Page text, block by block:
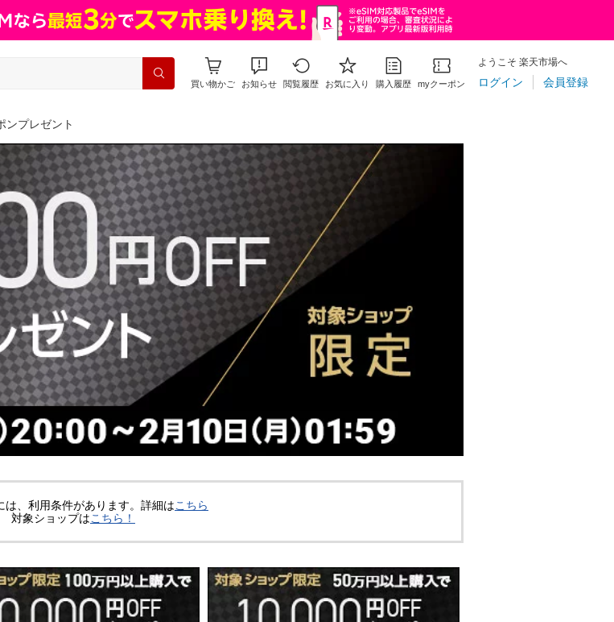
買い物かご お知らせ 閲覧履歴 お気に入り 購入履歴 myクーポン
ようこそ 楽天市場へ
ログイン 会員登録
プレゼント
、利用条件があります。詳細はこちら
対象ショップはこちら！